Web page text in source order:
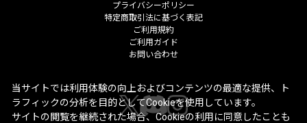
プライバシーポリシー
特定商取引法に基づく表記
ご利用規約
ご利用ガイド
お問い合わせ
当サイトでは利用体験の向上およびコンテンツの最適な提供、ト
ラフィックの分析を目的としてCookieを使用しています。
サイトの閲覧を継続された場合、Cookieの利用に同意したことも